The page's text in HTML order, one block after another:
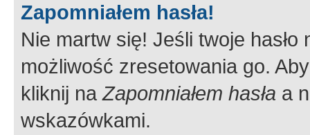
Zapomniałem hasła!
Nie martw się! Jeśli twoje
możliwość zresetowania go.
kliknij naZapomniałem hasła a
wskazówkami.